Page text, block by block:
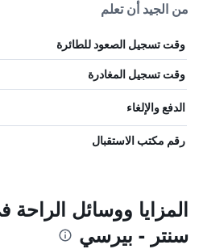
من الجيد أن تعلم
وقت تسجيل الصعود للطائرة
وقت تسجيل المغادرة
الدفع والإلغاء
رقم مكتب الاستقبال
المزايا ووسائل
سنتر - بيرسي